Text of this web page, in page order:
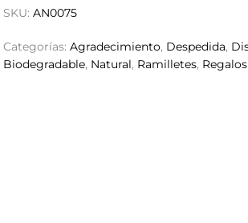
SKU:AN0075
Categorías:Agradecimiento, Despedida,
Biodegradable, Natural, Ramilletes, Regalos